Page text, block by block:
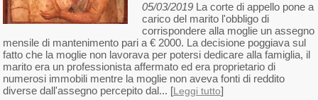
05/03/2019La corte di appello pone a
carico del marito l'obbligo di
corrispondere alla moglie un assegno
mensile di mantenimento pari a € 2000. La decisione poggiava sul
fatto che la moglie non lavorava per potersi dedicare alla famiglia, il
marito era un professionista affermato ed era proprietario di
numerosi immobili mentre la moglie non aveva fonti di reddito
diverse dall'assegno percepito dal... [Leggi tutto]